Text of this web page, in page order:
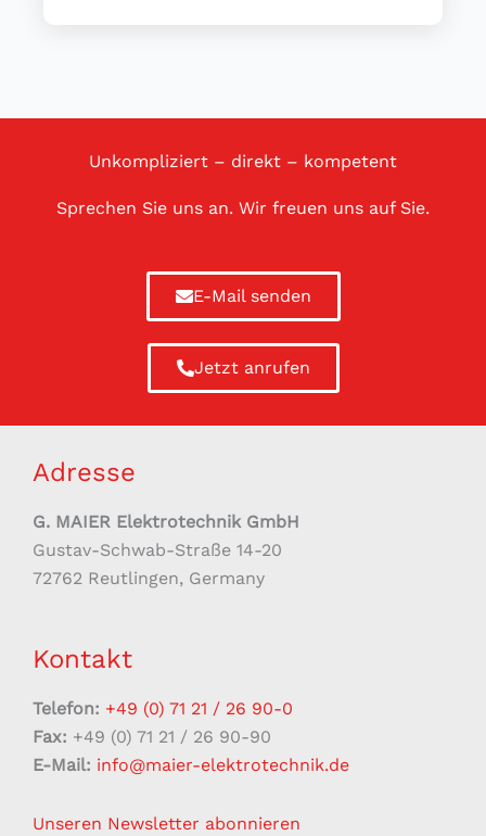
Unkompliziert – direkt – kompetent
Sprechen Sie uns an. Wir freuen uns auf Sie.
E-Mail senden
Jetzt anrufen
Adresse
G. MAIER Elektrotechnik GmbH
Gustav-Schwab-Straße 14-20
72762 Reutlingen, Germany
Kontakt
Telefon: +49 (0) 71 21 / 26 90-0
Fax: +49 (0) 71 21 / 26 90-90
E-Mail: info@maier-elektrotechnik.de
Unseren Newsletter abonnieren